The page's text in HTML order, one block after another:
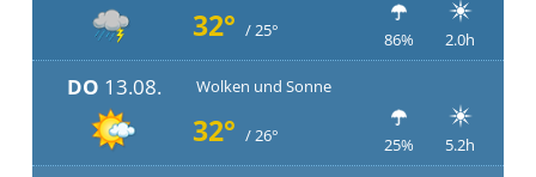
32° / 25° 86% 2.0h
DO 13.08. Wolken und Sonne
32° / 26° 25% 5.2h